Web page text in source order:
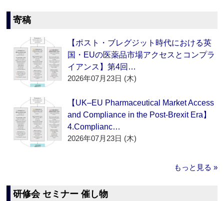
寄稿
【ポスト・ブレグジット時代における英
国・EUの医薬品市場アクセスとコンプラ
イアンス】第4回…
2026年07月23日 (木)
【UK–EU Pharmaceutical Market Access
and Compliance in the Post-Brexit Era】
4.Complianc…
2026年07月23日 (木)
もっと見る »
研修会 セミナー 催し物